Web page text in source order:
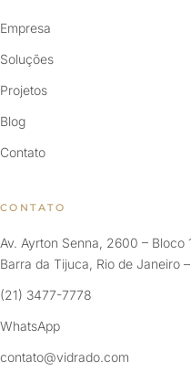
Empresa
Soluções
Projetos
Blog
Contato
CONTATO
Av. Ayrton Senna, 2600 – Bloco
Barra da Tijuca, Rio de Janeiro
(21) 3477-7778
WhatsApp
contato@vidrado.com